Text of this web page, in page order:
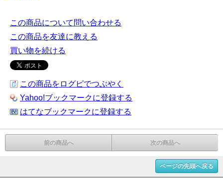
この商品について問い合わせる
この商品を友達に教える
買い物を続ける
この商品をログピでつぶやく
Yahoo!ブックマークに登録する
はてなブックマークに登録する
前の商品へ 次の商品へ
ページの先頭へ戻る